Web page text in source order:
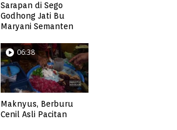
Sarapan di Sego
Godhong Jati Bu
Maryani Semanten
06:38
Maknyus, Berburu
Cenil Asli Pacitan